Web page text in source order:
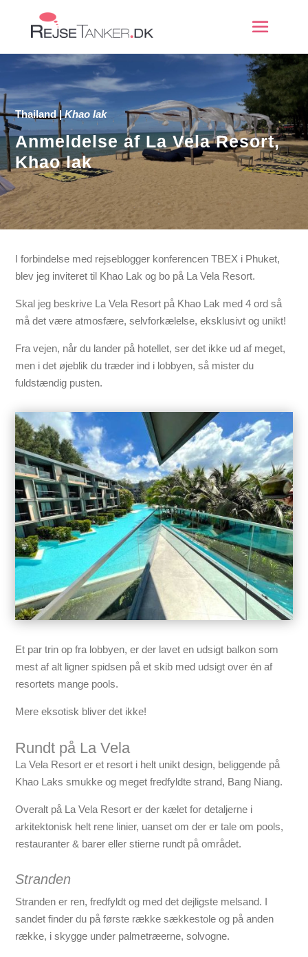
Thailand |Khao lak
Anmeldelse af La Vela Resort,
Khao lak
I forbindelse med rejseblogger konferencen TBEX i Phuket,
blev jeg inviteret til Khao Lak og bo på La Vela Resort.
Skal jeg beskrive La Vela Resort på Khao Lak med 4 ord så
må det være atmosfære, selvforkælelse, eksklusivt og unikt!
Fra vejen, når du lander på hotellet, ser det ikke ud af meget,
men i det øjeblik du træder ind i lobbyen, så mister du
fuldstændig pusten.
Et par trin op fra lobbyen, er der lavet en udsigt balkon som
mest af alt ligner spidsen på et skib med udsigt over én af
resortets mange pools.
Mere eksotisk bliver det ikke!
Rundt på La Vela
La Vela Resort er et resort i helt unikt design, beliggende på
Khao Laks smukke og meget fredfyldte strand, Bang Niang.
Overalt på La Vela Resort er der kælet for detaljerne i
arkitektonisk helt rene linier, uanset om der er tale om pools,
restauranter & barer eller stierne rundt på området.
Stranden
Stranden er ren, fredfyldt og med det dejligste melsand. I
sandet finder du på første række sækkestole og på anden
række, i skygge under palmetræerne, solvogne.